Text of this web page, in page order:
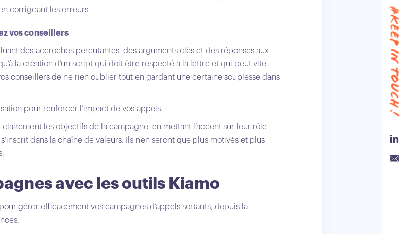
corrigeant les erreurs…
vos conseillers
des accroches percutantes, des arguments clés et des réponses aux
la création d’un script qui doit être respecté à la lettre et qui peut vite
conseillers de ne rien oublier tout en gardant une certaine souplesse dans
pour renforcer l’impact de vos appels.
les objectifs de la campagne, en mettant l’accent sur leur rôle
dans la chaîne de valeurs. Ils n’en seront que plus motivés et plus
avec les outils Kiamo
gérer efficacement vos campagnes d’appels sortants, depuis la
#keep in touch !